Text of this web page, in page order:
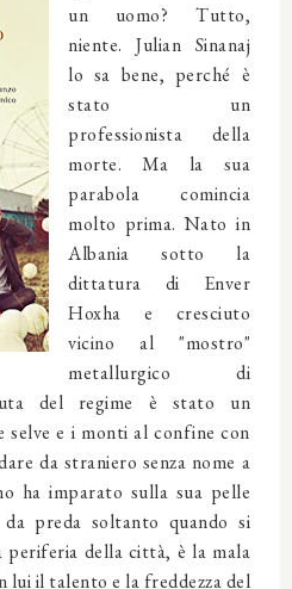
un uomo? Tutto,
niente. Julian Sinanaj
lo sa bene, perché è
stato un
professionista della
morte. Ma la sua
parabola comincia
molto prima. Nato in
Albania sotto la
dittatura di Enver
Hoxha e cresciuto
vicino al "mostro"
metallurgico di
del regime è stato un
e i monti al confine con
da straniero senza nome a
ha imparato sulla sua pelle
preda soltanto quando si
periferia della città, è la mala
lui il talento e la freddezza del